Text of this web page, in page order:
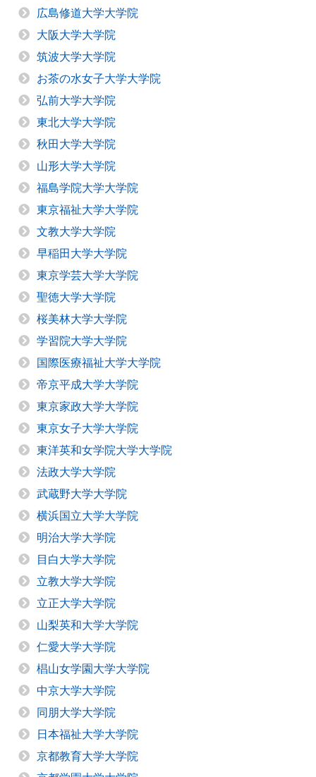
広島修道大学大学院
大阪大学大学院
筑波大学大学院
お茶の水女子大学大学院
弘前大学大学院
東北大学大学院
秋田大学大学院
山形大学大学院
福島学院大学大学院
東京福祉大学大学院
文教大学大学院
早稲田大学大学院
東京学芸大学大学院
聖徳大学大学院
桜美林大学大学院
学習院大学大学院
国際医療福祉大学大学院
帝京平成大学大学院
東京家政大学大学院
東京女子大学大学院
東洋英和女学院大学大学院
法政大学大学院
武蔵野大学大学院
横浜国立大学大学院
明治大学大学院
目白大学大学院
立教大学大学院
立正大学大学院
山梨英和大学大学院
仁愛大学大学院
椙山女学園大学大学院
中京大学大学院
同朋大学大学院
日本福祉大学大学院
京都教育大学大学院